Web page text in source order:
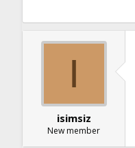
I
isimsiz
New member